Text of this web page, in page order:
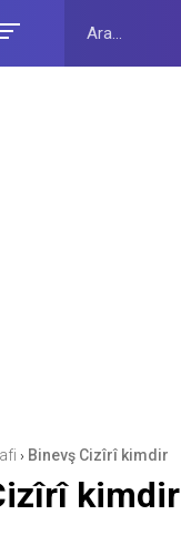
› Binevş Cizîrî kimdir
kimdir